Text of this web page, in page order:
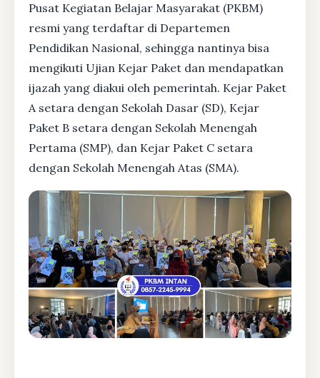
Pusat Kegiatan Belajar Masyarakat (PKBM)
resmi yang terdaftar di Departemen
Pendidikan Nasional, sehingga nantinya bisa
mengikuti Ujian Kejar Paket dan mendapatkan
ijazah yang diakui oleh pemerintah. Kejar Paket
A setara dengan Sekolah Dasar (SD), Kejar
Paket B setara dengan Sekolah Menengah
Pertama (SMP), dan Kejar Paket C setara
dengan Sekolah Menengah Atas (SMA).